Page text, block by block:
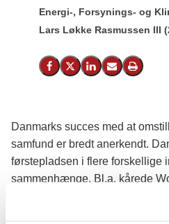
Energi-, Forsynings- og
Lars Løkke Rasmussen III
Del på Facebook
Del på X (Twitter)
Del på LinkedIn
Send email
Print
Danmarks succes med at
samfund er bredt anerkendt.
førstepladsen i flere forskellige
sammenhænge. Bl.a. kårede
for andet år i træk det danske